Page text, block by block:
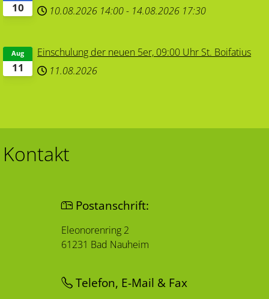
10
10.08.2026 14:00- 14.08.2026 17:30
11
Aug
Einschulung der neuen 5er, 09:00 Uhr St. Boifatius
11.08.2026
Kontakt
Postanschrift:
Eleonorenring 2
61231 Bad Nauheim
Telefon, E-Mail & Fax